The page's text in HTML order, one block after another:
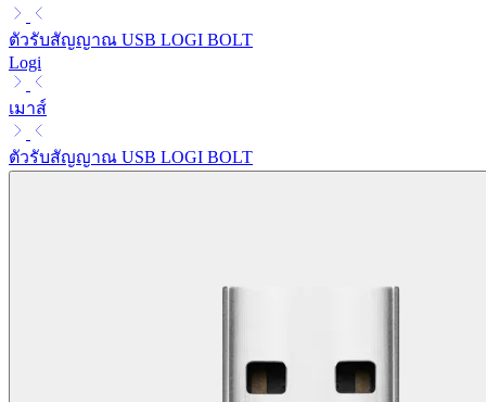
ตัวรับสัญญาณ USB LOGI BOLT
Logi
เมาส์
ตัวรับสัญญาณ USB LOGI BOLT